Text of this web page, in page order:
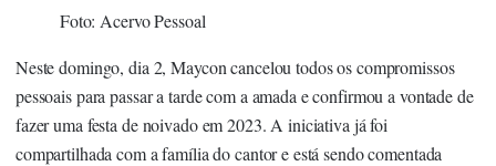
Foto: Acervo Pessoal
Neste domingo, dia 2, Maycon cancelou todos os compromissos
pessoais para passar a tarde com a amada e confirmou a vontade de
fazer uma festa de noivado em 2023. A iniciativa já foi
compartilhada com a família do cantor e está sendo comentada